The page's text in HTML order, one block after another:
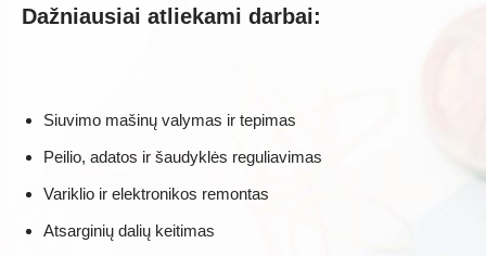
Dažniausiai atliekami darbai:
Siuvimo mašinų valymas ir tepimas
Peilio, adatos ir šaudyklės reguliavimas
Variklio ir elektronikos remontas
Atsarginių dalių keitimas